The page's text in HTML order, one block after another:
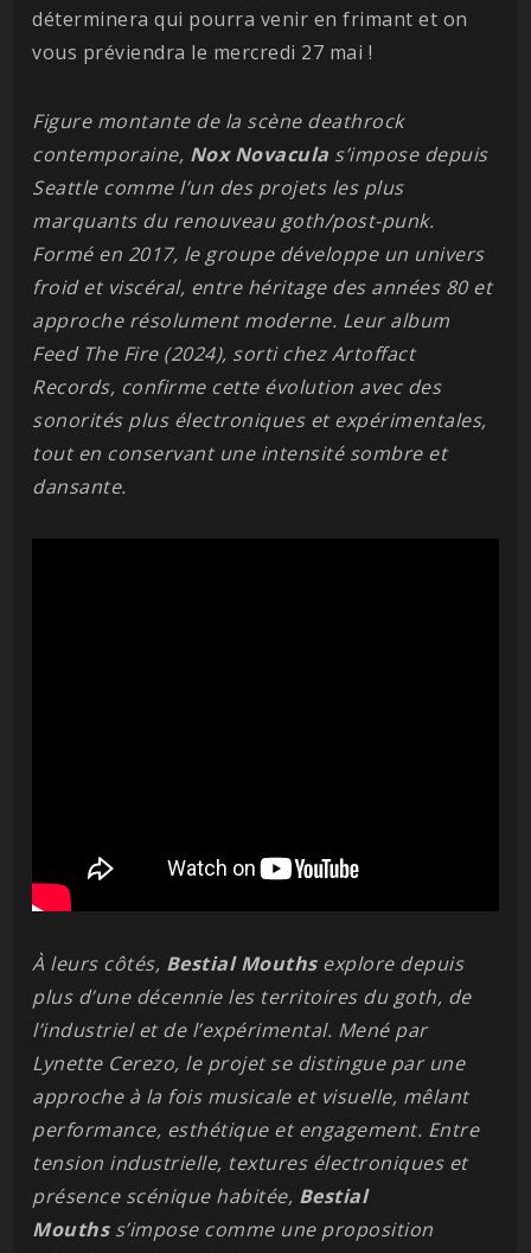
déterminera qui pourra venir en frimant et on
vous préviendra le mercredi 27 mai !
Figure montante de la scène deathrock
contemporaine, Nox Novacula s’impose depuis
Seattle comme l’un des projets les plus
marquants du renouveau goth/post-punk.
Formé en 2017, le groupe développe un univers
froid et viscéral, entre héritage des années 80 et
approche résolument moderne. Leur album
Feed The Fire (2024), sorti chez Artoffact
Records, confirme cette évolution avec des
sonorités plus électroniques et expérimentales,
tout en conservant une intensité sombre et
dansante.
À leurs côtés, Bestial Mouthsexplore depuis
plus d’une décennie les territoires du goth, de
l’industriel et de l’expérimental. Mené par
Lynette Cerezo, le projet se distingue par une
approche à la fois musicale et visuelle, mêlant
performance, esthétique et engagement. Entre
tension industrielle, textures électroniques et
présence scénique habitée, Bestial
Mouthss’impose comme une proposition